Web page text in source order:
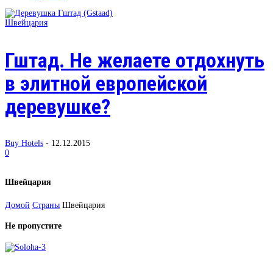
Швейцария
Гштад. Не желаете отдохнуть
в элитной европейской
деревушке?
Buy Hotels - 12.12.2015
0
Швейцария
Домой Страны Швейцария
Не пропустите